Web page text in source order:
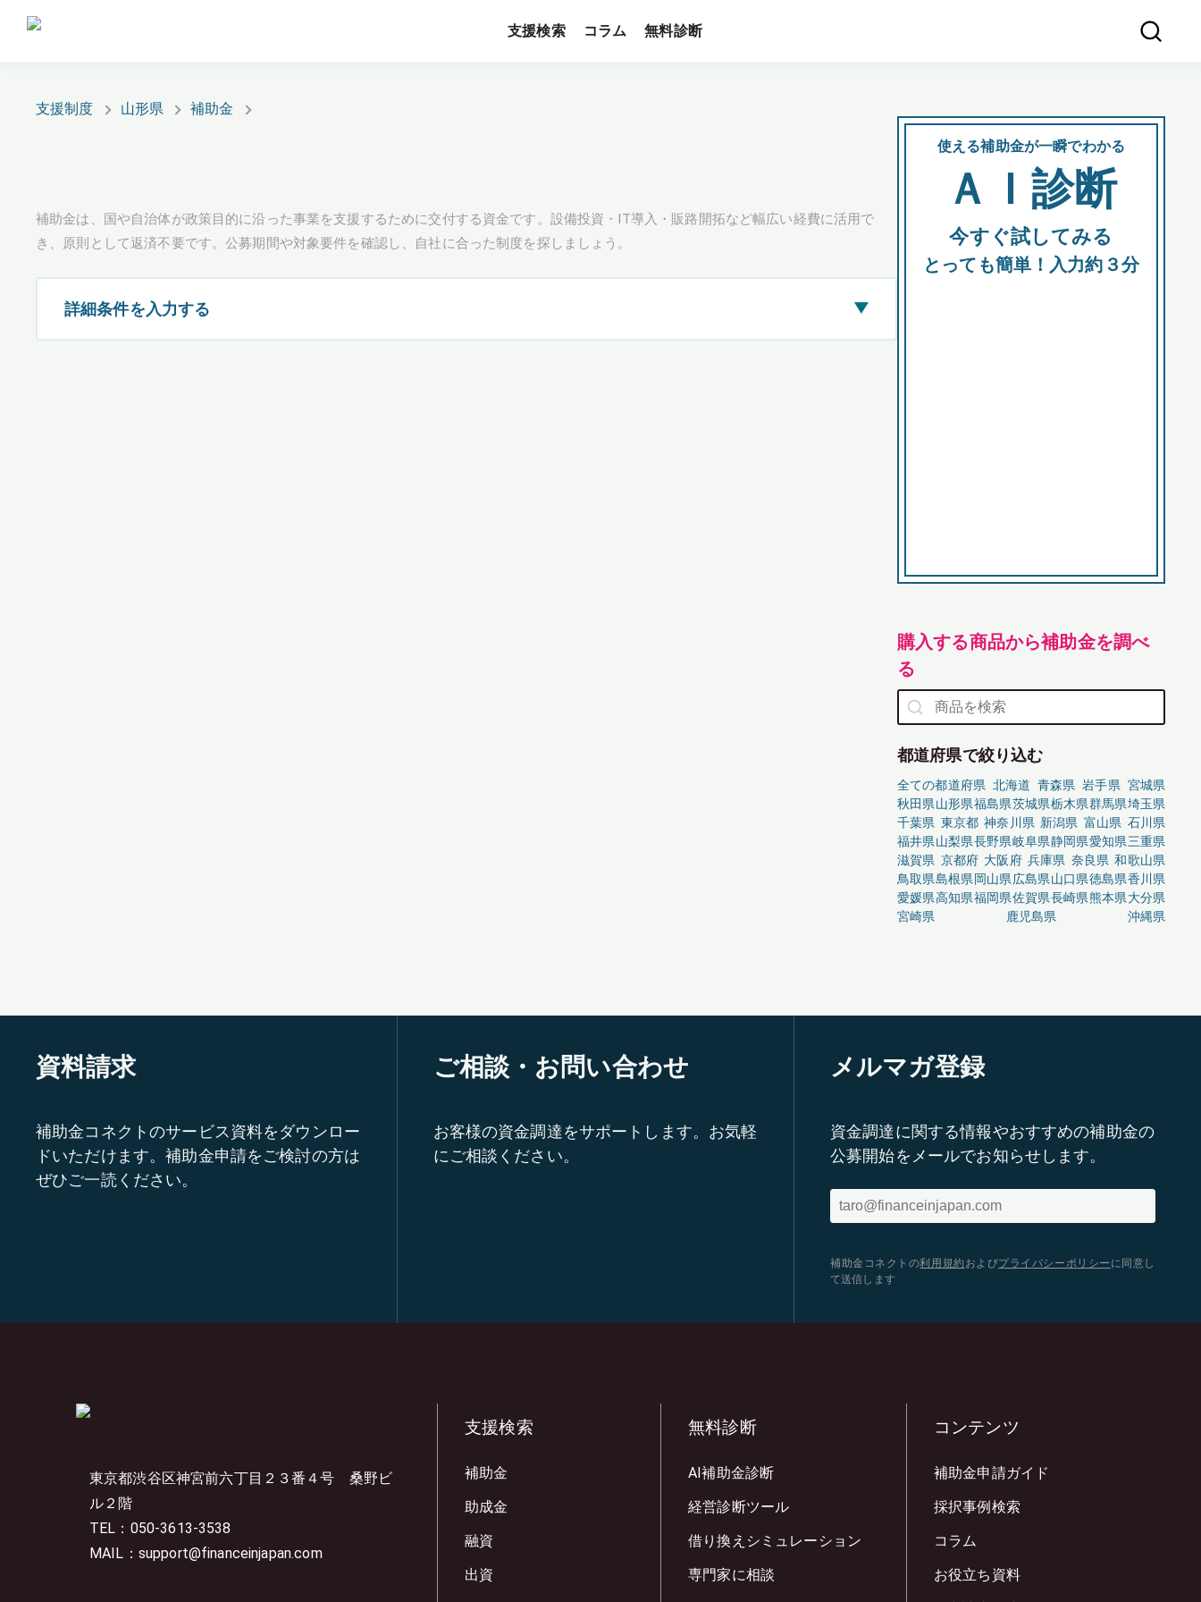
支援検索 コラム 無料診断
支援制度 山形県 補助金
補助金は、国や自治体が政策目的に沿った事業を支援するために交付する資金です。設備投資・IT導入・販路開拓など幅広い経費に活用で
き、原則として返済不要です。公募期間や対象要件を確認し、自社に合った制度を探しましょう。
詳細条件を入力する ▶
使える補助金が一瞬でわかる
ＡＩ診断
今すぐ試してみる
とっても簡単！入力約３分
購入する商品から補助金を調べ
る
都道府県で絞り込む
全ての都道府県 北海道 青森県 岩手県 宮城県
秋田県山形県福島県茨城県栃木県群馬県埼玉県
千葉県 東京都 神奈川県 新潟県 富山県 石川県
福井県山梨県長野県岐阜県静岡県愛知県三重県
滋賀県 京都府 大阪府 兵庫県 奈良県 和歌山県
鳥取県島根県岡山県広島県山口県徳島県香川県
愛媛県高知県福岡県佐賀県長崎県熊本県大分県
宮崎県
鹿児島県 沖縄県
資料請求
補助金コネクトのサービス資料をダウンロー
ドいただけます。補助金申請をご検討の方は
ぜひご一読ください。
ご相談・お問い合わせ
お客様の資金調達をサポートします。お気軽
にご相談ください。
メルマガ登録
資金調達に関する情報やおすすめの補助金の
公募開始をメールでお知らせします。
補助金コネクトの利用規約 およびプライバシーポリシー に同意し
て送信します
東京都渋谷区神宮前六丁目２３番４号 桑野ビ
ル２階
TEL：050-3613-3538
MAIL：support@financeinjapan.com
支援検索
補助金
助成金
融資
出資
無料診断
AI補助金診断
経営診断ツール
借り換えシミュレーション
専門家に相談
コンテンツ
補助金申請ガイド
採択事例検索
コラム
お役立ち資料